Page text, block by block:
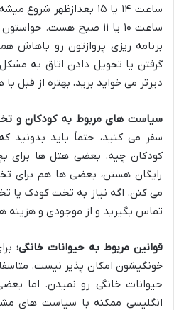
ساعت ۱۰ یا ۱۱ صبح هست.
برنامه ریزی پروازتون رو باهاش
گرفتن یا تحویل دادن اتاق به
دیرتر می خواید برید، بهتره از قبل
سیاست های مربوط به کودکان و
سفر می کنید، حتماً باید بدونید
کودکان چیه. بعضی هتل ها برای
رایگان هستن، بعضی ها هم برای
می کنن. اگه نیاز به تخت کودک یا
تماس بگیرید و از موجودی و هزینه
قوانین مربوط به حیوانات خانگی:
خونگیشون امکان پذیر نیست.
حیوانات خانگی رو نمیدن. اما
انگلیسی ممکنه با سیاست های